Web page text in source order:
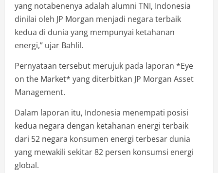
yang notabenenya adalah alumni TNI, Indonesia
dinilai oleh JP Morgan menjadi negara terbaik
kedua di dunia yang mempunyai ketahanan
energi,” ujar Bahlil.
Pernyataan tersebut merujuk pada laporan *Eye
on the Market* yang diterbitkan JP Morgan Asset
Management.
Dalam laporan itu, Indonesia menempati posisi
kedua negara dengan ketahanan energi terbaik
dari 52 negara konsumen energi terbesar dunia
yang mewakili sekitar 82 persen konsumsi energi
global.